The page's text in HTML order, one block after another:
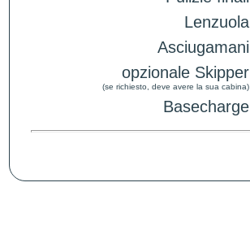
Lenzuola
Asciugamani
opzionale Skipper
(se richiesto, deve avere la sua cabina)
Basecharge